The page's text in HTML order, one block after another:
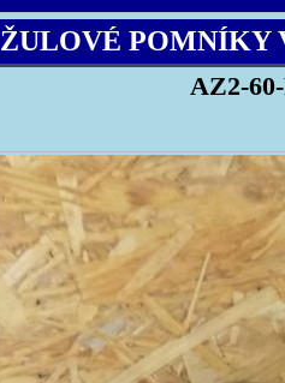
ŽULOVÉ POMNÍKY
AZ2-